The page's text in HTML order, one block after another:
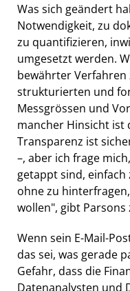
Was sich geändert
Notwendigkeit, zu
zu quantifizieren,
umgesetzt werden.
bewährter
strukturierten und
Messgrössen und
mancher Hinsicht ist
Transparenz ist
–, aber ich frage
getappt sind, einfach
ohne zu
wollen", gibt Parsons
Wenn sein E-Mail-
das sei, was gerade
Gefahr, dass die
Datenanalysten und